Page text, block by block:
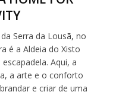
Serra da Lousã, no
é a Aldeia do Xisto
Aqui, a
a arte e o conforto
e criar de uma